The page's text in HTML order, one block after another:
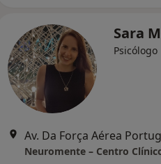
Sara
Psicólogo
Neuromente – Centro